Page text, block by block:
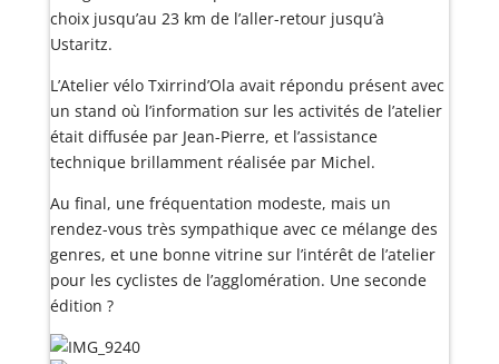
choix jusqu’au 23 km de l’aller-retour jusqu’à
Ustaritz.
L’Atelier vélo Txirrind’Ola avait répondu présent avec
un stand où l’information sur les activités de l’atelier
était diffusée par Jean-Pierre, et l’assistance
technique brillamment réalisée par Michel.
Au final, une fréquentation modeste, mais un
rendez-vous très sympathique avec ce mélange des
genres, et une bonne vitrine sur l’intérêt de l’atelier
pour les cyclistes de l’agglomération. Une seconde
édition ?